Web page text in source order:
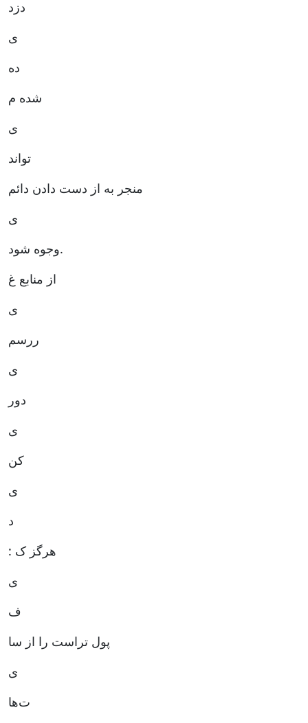
دزد
ی
ده
شده م
تواند
منجر به از دست دادن دائم
ی
وجوه شود.
از منابع غ
ی
ررسم
ی
دور
ی
کن
ی
د
: هرگز ک
ی
ف
پول تراست را از سا
ی
ت‌ها